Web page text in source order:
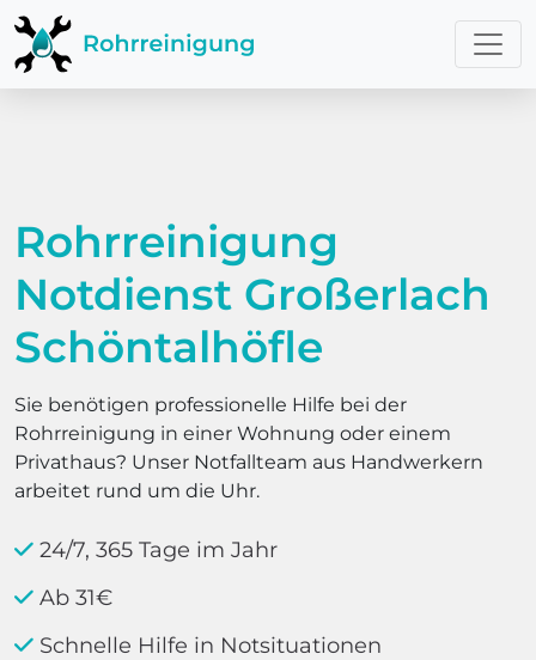
Rohrreinigung
Notdienst Großerlach
Schöntalhöfle
Sie benötigen professionelle Hilfe bei der
Rohrreinigung in einer Wohnung oder einem
Privathaus? Unser Notfallteam aus Handwerkern
arbeitet rund um die Uhr.
24/7, 365 Tage im Jahr
Ab 31€
Schnelle Hilfe in Notsituationen